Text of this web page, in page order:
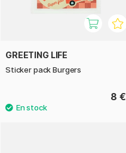
GREETING LIFE
Sticker pack Burgers
8 €